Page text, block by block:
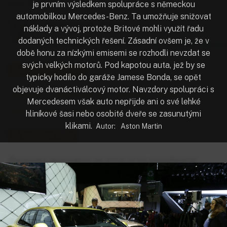
Aston Martin
Jan Markovič, redaktor
7. 3. 201610:36/ 1 min. čtení PŘEHRÁT
ODEBÍRAT AUTORA
automobil automobilový trh Švýcarsko novinka
luxus byznys autosalon Ženeva
Ženevský autosalon se zítra už po osmdesáté
šesté otevírá veřejnosti. Letos na své stánky lákají
hlavně výrobci luxusních aut. Sází na
nepřehlédnutelný design a extrémní výkony
velkoobjemových motorů. HN vybraly
nejzajímavější modely, které by při návštěvě
je prvním výsledkem spolupráce s německou
automobilkou Mercedes-Benz. Ta umožňuje snižovat
náklady a vývoj, protože Britové mohli využít řadu
dodaných technických řešení. Zásadní ovšem je, že v
době honu za nízkými emisemi se rozhodli nevzdat se
svých velkých motorů. Pod kapotou auta, jež by se
typicky hodilo do garáže Jamese Bonda, se opět
objevuje dvanáctiválcový motor. Navzdory spolupráci s
Mercedesem však auto nepřijde ani o své lehké
hliníkové šasi nebo osobité dveře se zasunutými
klikami. Autor: Aston Martin